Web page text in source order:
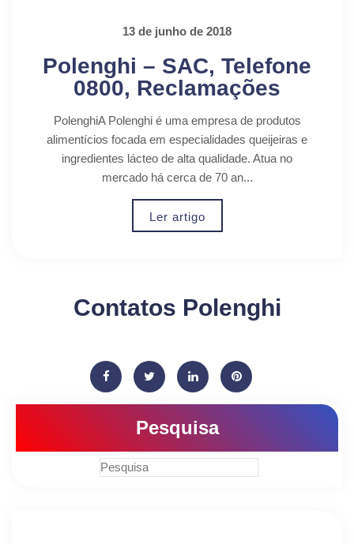
13 de junho de 2018
Polenghi – SAC, Telefone
0800, Reclamações
PolenghiA Polenghi é uma empresa de produtos
alimentícios focada em especialidades queijeiras e
ingredientes lácteo de alta qualidade. Atua no
mercado há cerca de 70 an...
Ler artigo
Contatos Polenghi
Pesquisa